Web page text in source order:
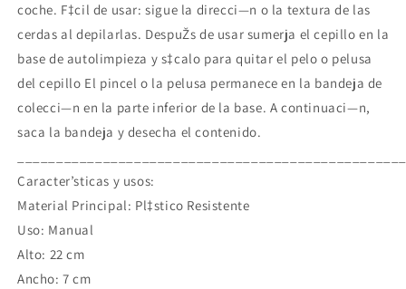
coche. F‡cil de usar: sigue la direcci—n o la textura de las
cerdas al depilarlas. DespuŽs de usar sumerja el cepillo en la
base de autolimpieza y s‡calo para quitar el pelo o pelusa
del cepillo El pincel o la pelusa permanece en la bandeja de
colecci—n en la parte inferior de la base. A continuaci—n,
saca la bandeja y desecha el contenido.
Caracter’sticas y usos:
Material Principal: Pl‡stico Resistente
Uso: Manual
Alto: 22 cm
Ancho: 7 cm